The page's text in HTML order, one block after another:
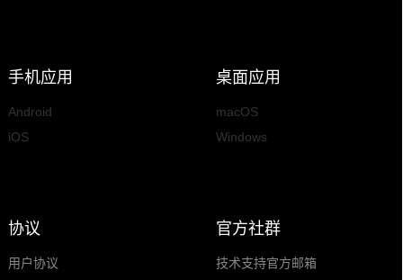
手机应用
Android
iOS
桌面应用
macOS
Windows
协议
用户协议
官方社群
技术支持官方邮箱